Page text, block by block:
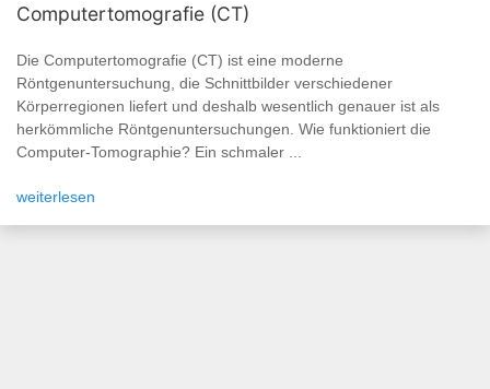
Computertomografie (CT)
Die Computertomografie (CT) ist eine moderne
Röntgenuntersuchung, die Schnittbilder verschiedener
Körperregionen liefert und deshalb wesentlich genauer ist als
herkömmliche Röntgenuntersuchungen. Wie funktioniert die
Computer-Tomographie? Ein schmaler ...
weiterlesen